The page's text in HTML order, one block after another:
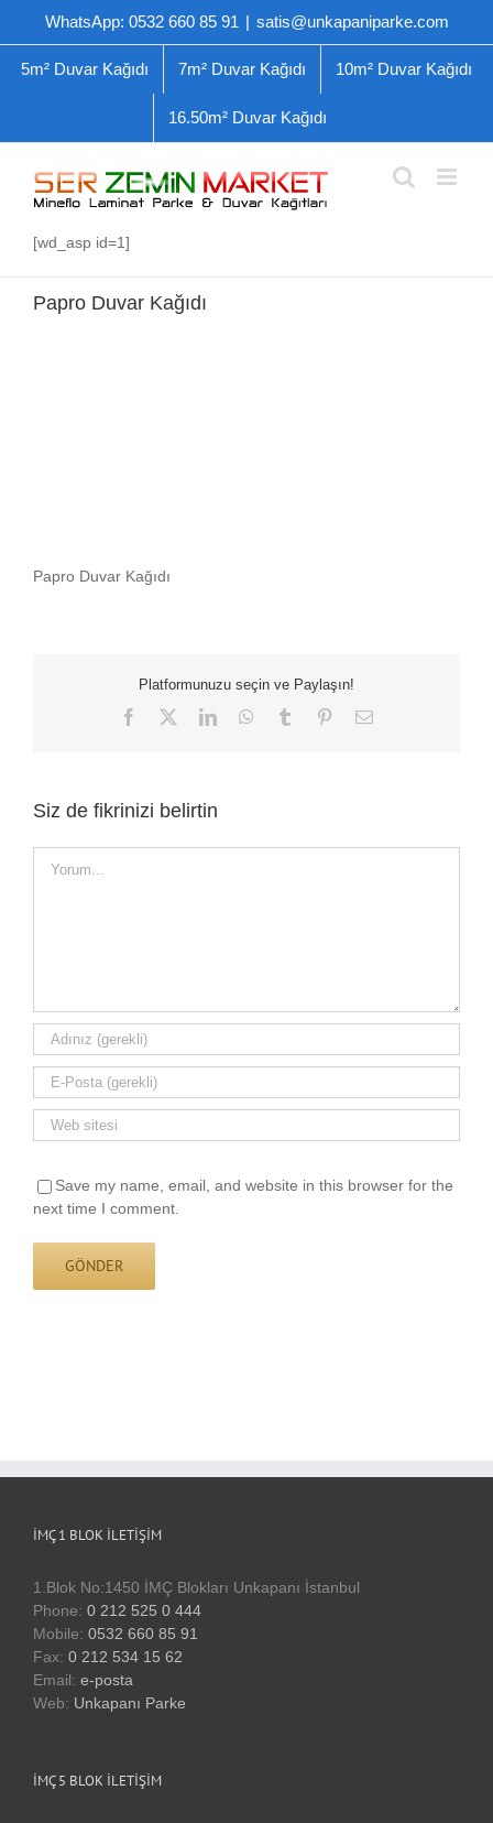
WhatsApp: 0532 660 85 91 | satis@unkapaniparke.com
5m² Duvar Kağıdı 7m² Duvar Kağıdı 10m² Duvar Kağıdı
16.50m² Duvar Kağıdı
[wd_asp id=1]
Papro Duvar Kağıdı
Papro Duvar Kağıdı
Platformunuzu seçin ve Paylaşın!
Facebook LinkedInWhatsApp
Tumblr Pinterest
E-
Siz de fikrinizi belirtin
Save my name, email, and website in this browser for the
next time I comment.
İMÇ 1 BLOK İLETIŞIM
1.Blok No:1450 İMÇ Blokları Unkapanı İstanbul
Phone: 0 212 525 0 444
Mobile: 0532 660 85 91
Fax: 0 212 534 15 62
Email: e-posta
Web: Unkapanı Parke
İMÇ 5 BLOK İLETIŞIM